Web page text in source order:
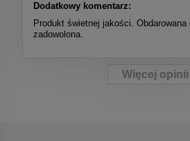
Dodatkowy komentarz:
Produkt świetnej jakości. Obdarowana
zadowolona.
Więcej opinii